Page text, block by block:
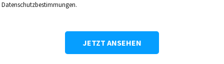
Datenschutzbestimmungen.